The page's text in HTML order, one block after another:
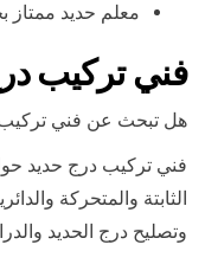
معلم حديد ممتاز
فني تركيب
هل تبحث عن فني
فني تركيب درج حديد
الثابتة والمتحركة
وتصليح درج الحديد